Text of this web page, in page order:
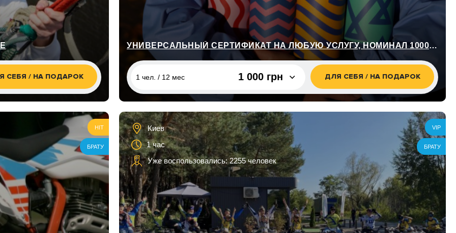
СЕБЯ / НА ПОДАРОК
УНИВЕРСАЛЬНЫЙ СЕРТИФИКАТ НА ЛЮБУЮ УСЛУГУ, НОМИНАЛ 1000 ГРН
1 чел. / 12 мес 1 000 грн
1 чел. / 12 мес 400 грн
1 чел. / 12 мес
22 000
грн
1 чел. / 12 мес 500 грн
1 чел. / 12 мес
1 чел. / 12 мес 1 300 грн
1 чел. / 12 мес 1 500 грн
ДЛЯ СЕБЯ / НА ПОДАРОК
HIT
БРАТУ
Киев
1 час
Уже воспользовались: 2255 человек
VIP
БРАТУ